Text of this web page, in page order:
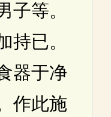
子等。
持已。
器于净
作此施